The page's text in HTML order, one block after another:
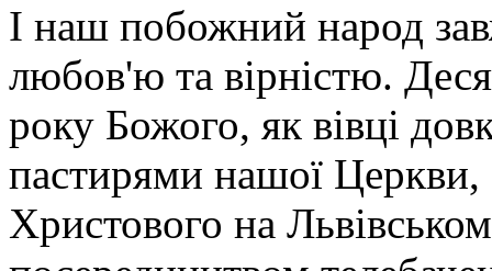
І наш побожний народ
любов'ю та вірністю.
року Божого, як вівці
пастирями нашої Церкви,
Христового на